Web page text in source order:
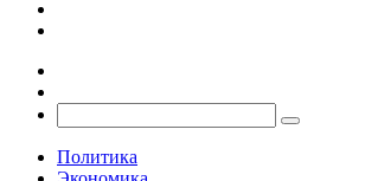
Политика